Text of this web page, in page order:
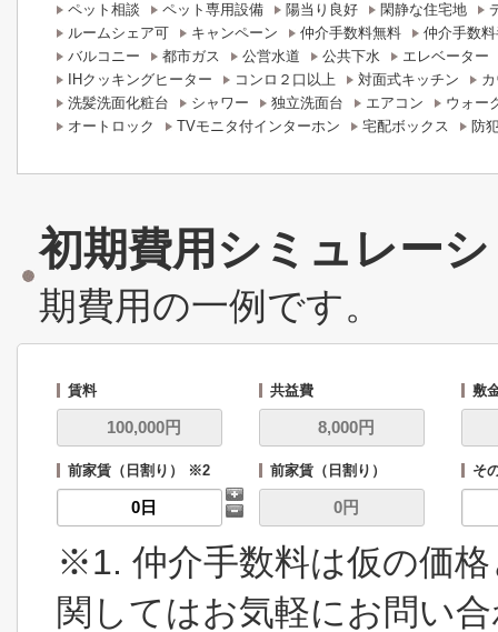
ペット相談 ペット専用設備 陽当り良好 閑静な住宅地
ルームシェア可
キャンペーン 仲介手数料無料
仲介手数
バルコニー
都市ガス 公営水道 公共下水
エレベーター
IHクッキングヒーター
コンロ２口以上 対面式キッチン
洗髪洗面化粧台
シャワー 独立洗面台 エアコン
ウォー
オートロック
TVモニタ付インターホン 宅配ボックス 防
初期費用シミュレー
期費用の一例です。
賃料 共益費 敷
前家賃（日割り） ※2 前家賃（日割り） そ
※1. 仲介手数料は仮の価
関してはお気軽にお問い